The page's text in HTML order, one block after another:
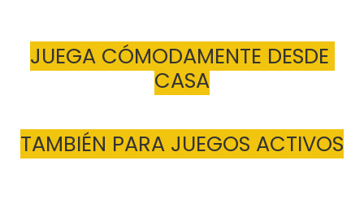
JUEGA CÓMODAMENTE DESDE
CASA
TAMBIÉN PARA JUEGOS ACTIVOS